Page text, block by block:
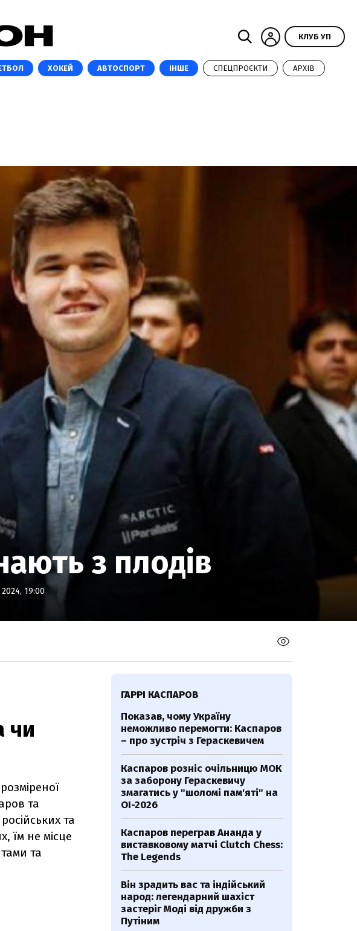
КЛУБ УП
ХОКЕЙ АВТОСПОРТ ІНШЕ СПЕЦПРОЄКТИ АРХІВ
з плодів
19:00
чи
та
та
їм не місце
та
ГАРРІ КАСПАРОВ
Показав, чому Україну
неможливо перемогти: Каспаров
– про зустріч з Гераскевичем
Каспаров розніс очільницю МОК
за заборону Гераскевичу
змагатись у "шоломі пам'яті" на
ОІ-2026
Каспаров переграв Ананда у
виставковому матчі Clutch Chess:
The Legends
Він зрадить вас та індійський
народ: легендарний шахіст
застеріг Моді від дружби з
Путіним